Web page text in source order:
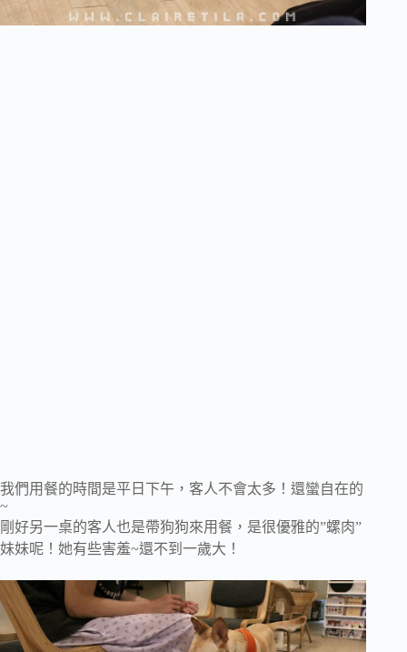
我們用餐的時間是平日下午，客人不會太多！還蠻自在的
~
剛好另一桌的客人也是帶狗狗來用餐，是很優雅的”螺肉”
妹妹呢！她有些害羞~還不到一歲大！